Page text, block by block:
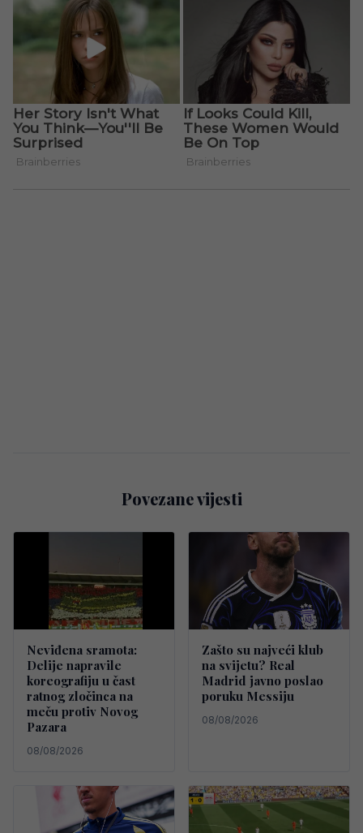
Povezane vijesti
Neviđena sramota:
Delije napravile
koreografiju u čast
ratnog zločinca na
meču protiv Novog
Pazara
08/08/2026
Zašto su najveći klub
na svijetu? Real
Madrid javno poslao
poruku Messiju
08/08/2026